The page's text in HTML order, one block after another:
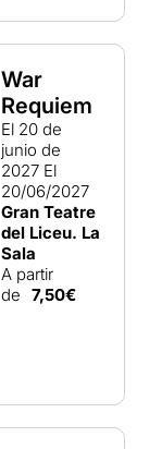
War
Requiem
El 20 de
junio de
2027 El
20/06/2027
Gran Teatre
del Liceu. La
Sala
A partir
de 7,50€